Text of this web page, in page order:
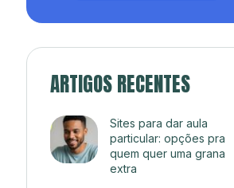
ARTIGOS RECENTES
Sites para dar aula
particular: opções pra
quem quer uma grana
extra